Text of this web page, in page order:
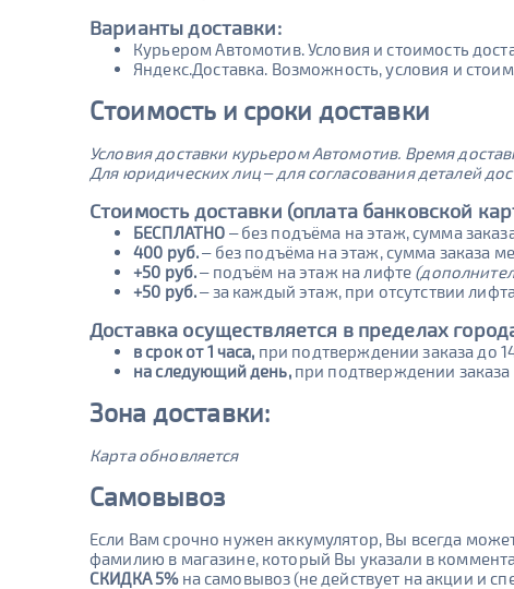
Варианты доставки:
Курьером Автомотив. Условия и стоимость
Яндекс.Доставка. Возможность, условия и
Стоимость и сроки доставки
Условия доставки курьером Автомотив. Время
Для юридических лиц – для согласования деталей
Стоимость доставки (оплата банковской
БЕСПЛАТНО – без подъёма на этаж, сумма
400 руб.– без подъёма на этаж, сумма заказа
+50 руб.– подъём на этаж на лифте
+50 руб.– за каждый этаж, при отсутствии
Доставка осуществляется в пределах
в срок от 1 часа, при подтверждении заказа до
на следующий день,при подтверждении заказа
Зона доставки:
Карта обновляется
Самовывоз
Если Вам срочно нужен аккумулятор, Вы всегда
фамилию в магазине, который Вы указали в
СКИДКА 5%на самовывоз (не действует на акции и